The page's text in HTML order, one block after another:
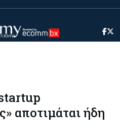
αποτιμάται ήδη